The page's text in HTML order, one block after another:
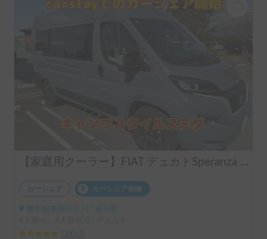
【家庭用クーラー】FIAT デュカトSperanza 540M
カーシェア カーシェア保険
東京都墨田区立川, ' 菊川駅
5.00
7